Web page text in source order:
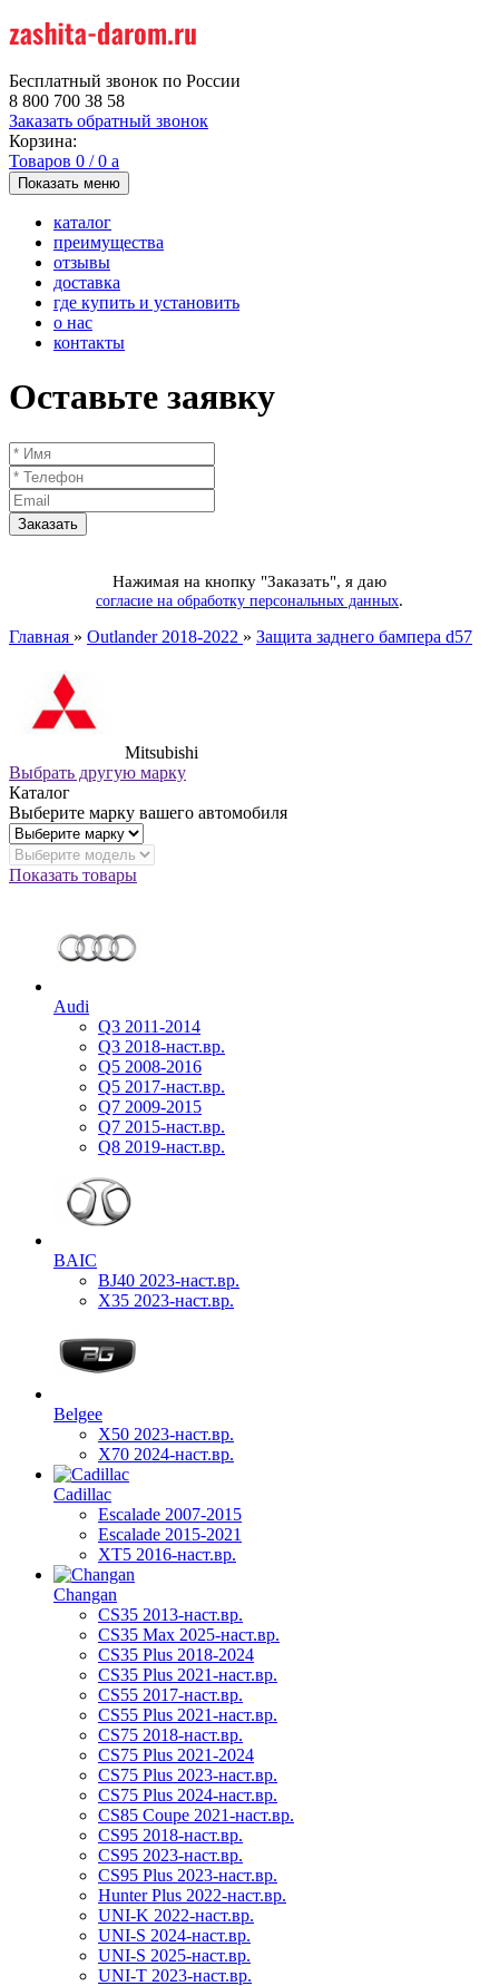
Бесплатный звонок по России
8 800 700 38 58
Заказать обратный звонок
Корзина:
Товаров 0 /0 a
Показать меню
каталог
преимущества
отзывы
доставка
где купить и установить
о нас
контакты
Оставьте заявку
Нажимая на кнопку "Заказать", я даю
согласие на обработку персональных данных.
Главная » Outlander 2018-2022 » Защита заднего бампера d57
Mitsubishi
Выбрать другую марку
Каталог
Выберите марку вашего автомобиля
Показать товары
Audi
Q3 2011-2014
Q3 2018-наст.вр.
Q5 2008-2016
Q5 2017-наст.вр.
Q7 2009-2015
Q7 2015-наст.вр.
Q8 2019-наст.вр.
BAIC
BJ40 2023-наст.вр.
X35 2023-наст.вр.
Belgee
X50 2023-наст.вр.
X70 2024-наст.вр.
Cadillac
Escalade 2007-2015
Escalade 2015-2021
XT5 2016-наст.вр.
Changan
CS35 2013-наст.вр.
CS35 Max 2025-наст.вр.
CS35 Plus 2018-2024
CS35 Plus 2021-наст.вр.
CS55 2017-наст.вр.
CS55 Plus 2021-наст.вр.
CS75 2018-наст.вр.
CS75 Plus 2021-2024
CS75 Plus 2023-наст.вр.
CS75 Plus 2024-наст.вр.
CS85 Coupe 2021-наст.вр.
CS95 2018-наст.вр.
CS95 2023-наст.вр.
CS95 Plus 2023-наст.вр.
Hunter Plus 2022-наст.вр.
UNI-K 2022-наст.вр.
UNI-S 2024-наст.вр.
UNI-S 2025-наст.вр.
UNI-T 2023-наст.вр.